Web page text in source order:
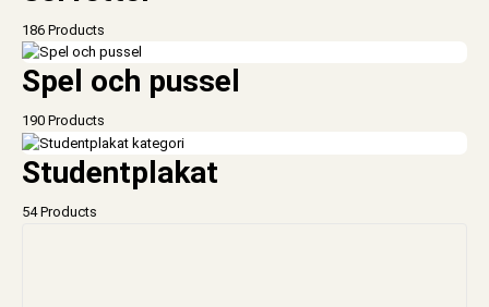
186 Products
Spel och pussel
190 Products
Studentplakat
54 Products